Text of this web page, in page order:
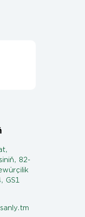
82-
GS1